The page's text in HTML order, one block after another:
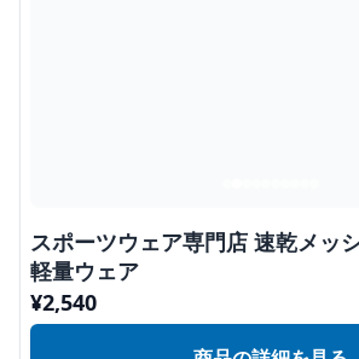
スポーツウェア専門店 速乾メッ
軽量ウェア
¥2,540